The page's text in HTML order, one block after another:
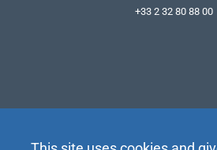
+33 2 32 80 88 00